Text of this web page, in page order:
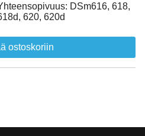
DSm616, 618,
620, 620d
ostoskoriin